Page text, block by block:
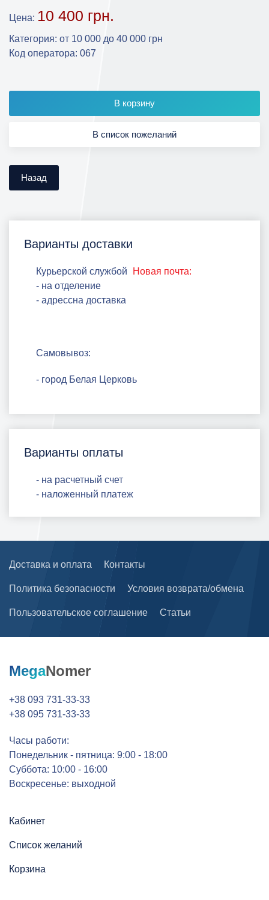
Цена: 10 400 грн.
Категория: от 10 000 до 40 000 грн
Код оператора: 067
Варианты доставки
Курьерской службой
Новая почта:
- на отделение
- адрессна доставка
Самовывоз:
- город Белая Церковь
Варианты оплаты
- на расчетный счет
- наложенный платеж
Доставка и оплата Контакты
Политика безопасности Условия возврата/обмена
Пользовательское соглашение Статьи
MegaNomer
+38 093 731-33-33
+38 095 731-33-33
Часы работи:
Понедельник - пятница: 9:00 - 18:00
Суббота: 10:00 - 16:00
Воскресенье: выходной
Кабинет
Список желаний
Корзина